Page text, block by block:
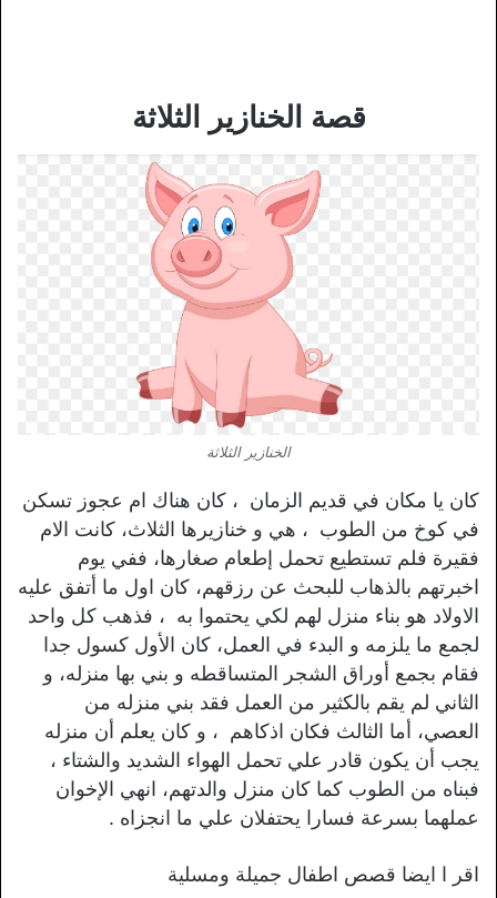
قصة الخنازير الثلاثة
الخنازير الثلاثة
كان يا مكان في قديم الزمان ، كان هناك ام عجوز تسكن
في كوخ من الطوب ، هي و خنازيرها الثلاث، كانت الام
فقيرة فلم تستطيع تحمل إطعام صغارها، ففي يوم
اخبرتهم بالذهاب للبحث عن رزقهم، كان اول ما أتفق عليه
الاولاد هو بناء منزل لهم لكي يحتموا به ، فذهب كل واحد
لجمع ما يلزمه و البدء في العمل، كان الأول كسول جدا
فقام بجمع أوراق الشجر المتساقطه و بني بها منزله، و
الثاني لم يقم بالكثير من العمل فقد بني منزله من
العصي، أما الثالث فكان اذكاهم ، و كان يعلم أن منزله
يجب أن يكون قادر علي تحمل الهواء الشديد والشتاء ،
فبناه من الطوب كما كان منزل والدتهم، انهي الإخوان
عملهما بسرعة فسارا يحتفلان علي ما انجزاه .
اقر ا ايضا قصص اطفال جميلة ومسلية